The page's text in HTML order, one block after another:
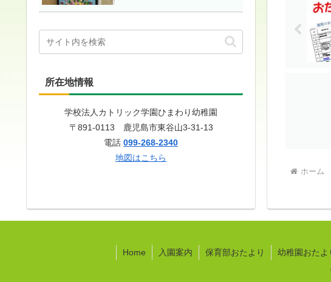
ホーム
所在地情報
学校法人カトリック学園ひまわり幼稚園
〒891-0113 鹿児島市東谷山3-31-13
電話 099-268-2340
地図はこちら
Home 入園案内 保育部おたより 幼稚園おたよ